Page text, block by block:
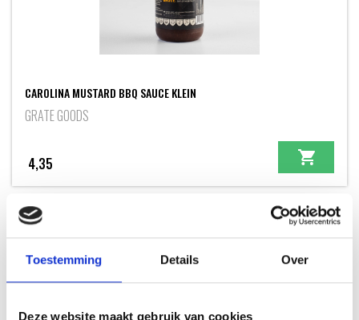
Toestemming Details Over
Deze website maakt gebruik van cookies
CAROLINA MUSTARD BBQ SAUCE KLEIN
GRATE GOODS
4,35